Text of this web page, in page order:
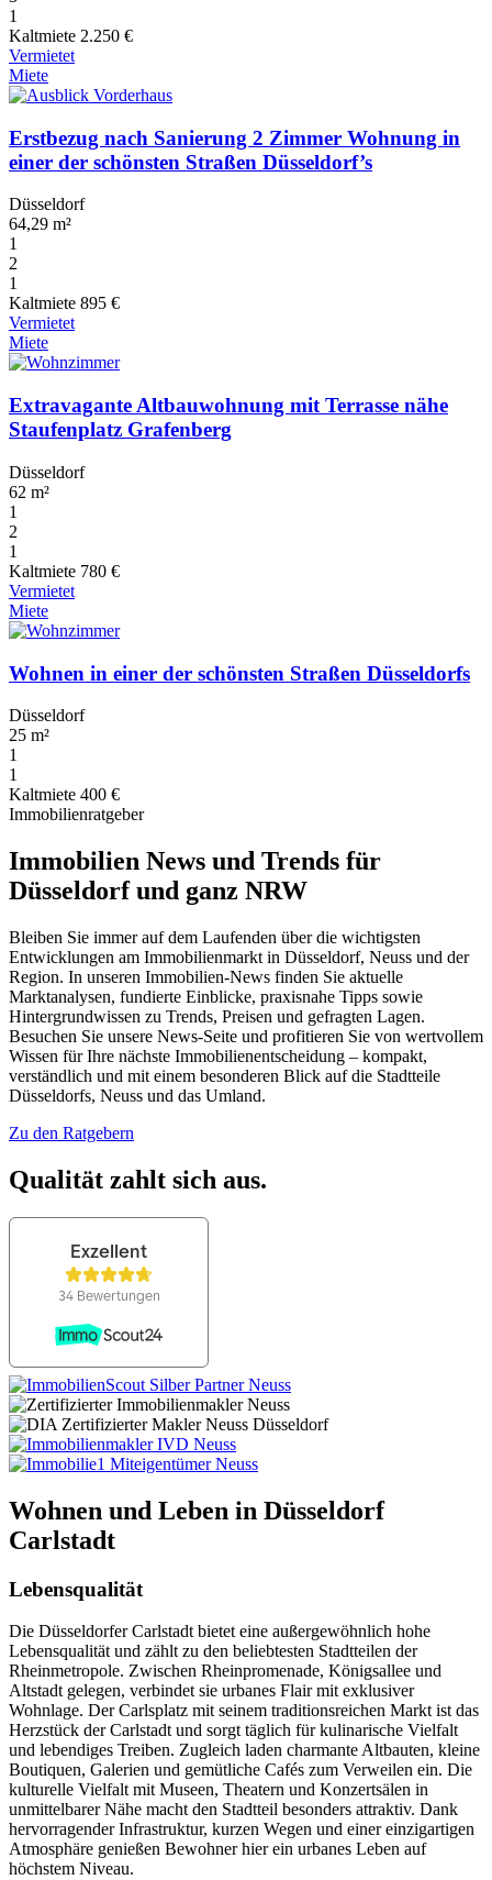
1
Kaltmiete 2.250 €
Vermietet
Miete
Erstbezug nach Sanierung 2 Zimmer Wohnung in
einer der schönsten Straßen Düsseldorf’s
Düsseldorf
64,29 m²
1
2
1
Kaltmiete 895 €
Vermietet
Miete
Extravagante Altbauwohnung mit Terrasse nähe
Staufenplatz Grafenberg
Düsseldorf
62 m²
1
2
1
Kaltmiete 780 €
Vermietet
Miete
Wohnen in einer der schönsten Straßen Düsseldorfs
Düsseldorf
25 m²
1
1
Kaltmiete 400 €
Immobilienratgeber
Immobilien News und Trends für
Düsseldorf und ganz NRW
Bleiben Sie immer auf dem Laufenden über die wichtigsten
Entwicklungen am Immobilienmarkt in Düsseldorf, Neuss und der
Region. In unseren Immobilien-News finden Sie aktuelle
Marktanalysen, fundierte Einblicke, praxisnahe Tipps sowie
Hintergrundwissen zu Trends, Preisen und gefragten Lagen.
Besuchen Sie unsere News-Seite und profitieren Sie von wertvollem
Wissen für Ihre nächste Immobilienentscheidung – kompakt,
verständlich und mit einem besonderen Blick auf die Stadtteile
Düsseldorfs, Neuss und das Umland.
Zu den Ratgebern
Qualität zahlt sich aus.
Wohnen und Leben in Düsseldorf
Carlstadt
Lebensqualität
Die Düsseldorfer Carlstadt bietet eine außergewöhnlich hohe
Lebensqualität und zählt zu den beliebtesten Stadtteilen der
Rheinmetropole. Zwischen Rheinpromenade, Königsallee und
Altstadt gelegen, verbindet sie urbanes Flair mit exklusiver
Wohnlage. Der Carlsplatz mit seinem traditionsreichen Markt ist das
Herzstück der Carlstadt und sorgt täglich für kulinarische Vielfalt
und lebendiges Treiben. Zugleich laden charmante Altbauten, kleine
Boutiquen, Galerien und gemütliche Cafés zum Verweilen ein. Die
kulturelle Vielfalt mit Museen, Theatern und Konzertsälen in
unmittelbarer Nähe macht den Stadtteil besonders attraktiv. Dank
hervorragender Infrastruktur, kurzen Wegen und einer einzigartigen
Atmosphäre genießen Bewohner hier ein urbanes Leben auf
höchstem Niveau.